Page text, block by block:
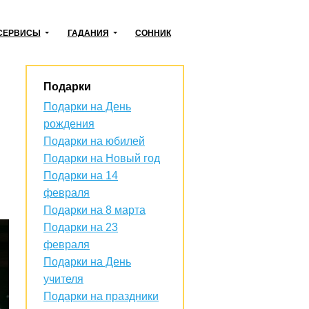
ГАДАНИЯ СОННИК
Подарки
Подарки на День
рождения
Подарки на юбилей
Подарки на Новый год
Подарки на 14
февраля
Подарки на 8 марта
Подарки на 23
февраля
Подарки на День
учителя
Подарки на праздники